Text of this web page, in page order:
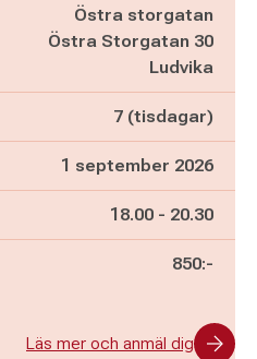
Östra storgatan
Östra Storgatan 30
Ludvika
7 (tisdagar)
1 september 2026
Pågår mellan
18.00 - och
20.30
850:-
Läs mer och anmäl dig